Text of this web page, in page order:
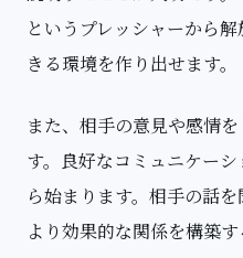
というプレッシャーから
きる環境を作り出せます。
また、相手の意見や感情
す。良好なコミュニケー
ら始まります。相手の話を
より効果的な関係を構築す